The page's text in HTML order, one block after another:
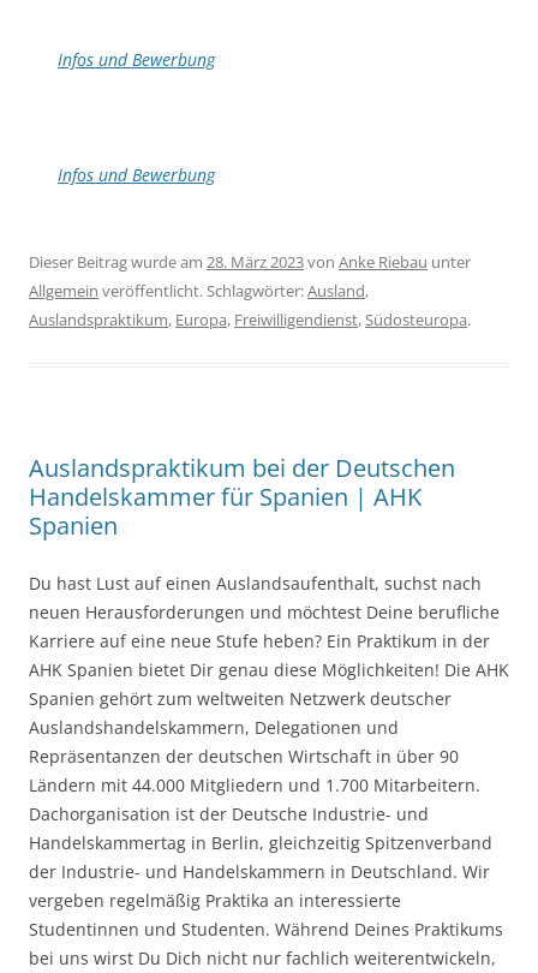
Infos und Bewerbung
Infos und Bewerbung
Dieser Beitrag wurde am 28. März 2023von Anke Riebau unter
Allgemein veröffentlicht. Schlagwörter:Ausland,
Auslandspraktikum, Europa, Freiwilligendienst,Südosteuropa.
Auslandspraktikum bei der Deutschen
Handelskammer für Spanien | AHK
Spanien
Du hast Lust auf einen Auslandsaufenthalt, suchst nach
neuen Herausforderungen und möchtest Deine berufliche
Karriere auf eine neue Stufe heben? Ein Praktikum in der
AHK Spanien bietet Dir genau diese Möglichkeiten! Die AHK
Spanien gehört zum weltweiten Netzwerk deutscher
Auslandshandelskammern, Delegationen und
Repräsentanzen der deutschen Wirtschaft in über 90
Ländern mit 44.000 Mitgliedern und 1.700 Mitarbeitern.
Dachorganisation ist der Deutsche Industrie- und
Handelskammertag in Berlin, gleichzeitig Spitzenverband
der Industrie- und Handelskammern in Deutschland. Wir
vergeben regelmäßig Praktika an interessierte
Studentinnen und Studenten. Während Deines Praktikums
bei uns wirst Du Dich nicht nur fachlich weiterentwickeln,